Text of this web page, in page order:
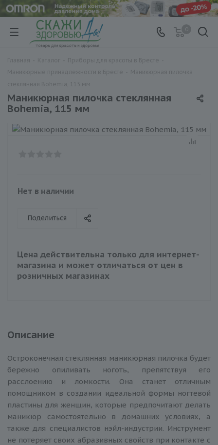
Маникюрная пилочка стеклянная
Bohemia, 115 мм
Нет в наличии
Поделиться
Цена действительна только для интернет-
магазина и может отличаться от цен в
розничных магазинах
Описание
Остроконечная стеклянная маникюрная пилочка будет
бережно опиливать ноготь, препятствуя его
расслоению и ломкости. Она станет отличным
помощником в создании идеальной формы ногтевой
пластины для женщин, которые предпочитают делать
маникюр самостоятельно в домашних условиях, а
также для специалистов нэйл-индустрии. Инструмент
не потеряет своих абразивных свойств при контакте с